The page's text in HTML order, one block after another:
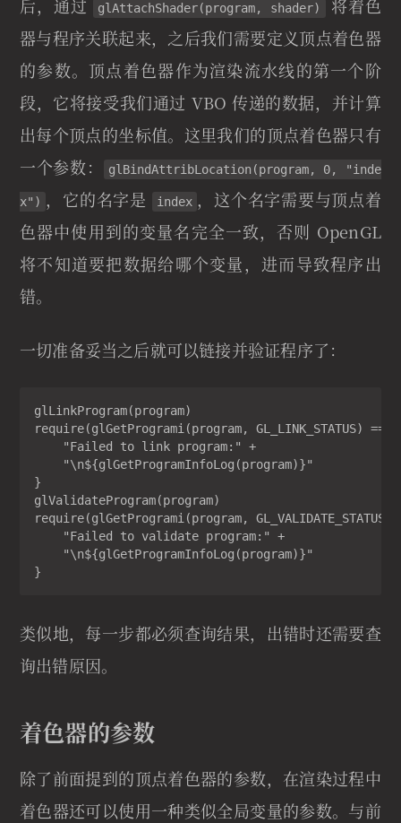
后，通过 glAttachShader(program, shader)
将着色
器与程序关联起来，之后我们需要定义顶点着色器
的参数。顶点着色器作为渲染流水线的第一个阶
段，它将接受我们通过 VBO 传递的数据，并计算
出每个顶点的坐标值。这里我们的顶点着色器只有
一个参数：
glBindAttribLocation(program, 0, "inde
x") ，它的名字是 index ，这个名字需要与顶点着
色器中使用到的变量名完全一致，否则 OpenGL
将不知道要把数据给哪个变量，进而导致程序出
错。
一切准备妥当之后就可以链接并验证程序了：
glLinkProgram(program)
require(glGetProgrami(program, GL_LINK_STATUS) ==
    "Failed to link program:" +
    "\n${glGetProgramInfoLog(program)}"
}
glValidateProgram(program)
require(glGetProgrami(program,
    "Failed to validate program:" +
    "\n${glGetProgramInfoLog(program)}"
}
类似地，每一步都必须查询结果，出错时还需要查
询出错原因。
着色器的参数
除了前面提到的顶点着色器的参数，在渲染过程中
着色器还可以使用一种类似全局变量的参数。与前